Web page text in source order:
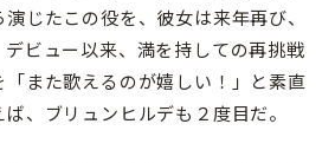
じたこの役を、彼女は来年再び、
ビュー以来、満を持しての再挑戦
「また歌えるのが嬉しい！」と素直
、ブリュンヒルデも２度目だ。